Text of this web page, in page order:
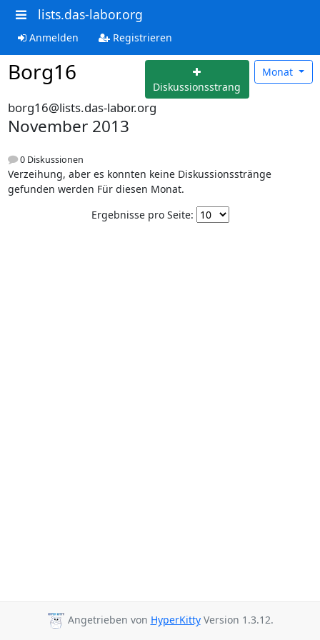
lists.das-labor.org
Anmelden Registrieren
Borg16
Diskussionsstrang
Monat
borg16@lists.das-labor.org
November 2013
0 Diskussionen
Verzeihung, aber es konnten keine Diskussionsstränge
gefunden werden Für diesen Monat.
Ergebnisse pro Seite:
Angetrieben von HyperKittyVersion 1.3.12.